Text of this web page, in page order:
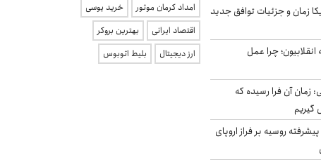
زمان و جزئیات توافق جدید
انقلابیون؛ چرا عمل
زمان آن فرا رسیده که
گیریم
پیشرفته روسیه بر فراز اروپای
امداد کرمان موتور
خرید یوسی
اقتصاد ایرانی
بهترین بروکر
ارز دیجیتال
بلیط اتوبوس